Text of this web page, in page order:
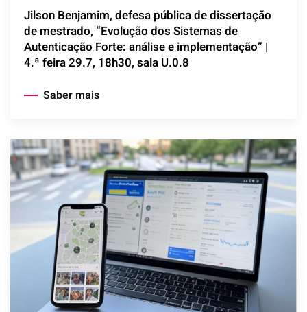
Jilson Benjamim, defesa pública de dissertação
de mestrado, “Evolução dos Sistemas de
Autenticação Forte: análise e implementação” |
4.ª feira 29.7, 18h30, sala U.0.8
Saber mais